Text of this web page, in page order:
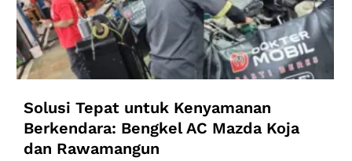
Solusi Tepat untuk Kenyamanan
Berkendara: Bengkel AC Mazda Koja
dan Rawamangun